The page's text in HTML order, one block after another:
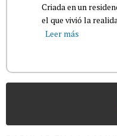
Criada en un
el que vivió la
Leer más